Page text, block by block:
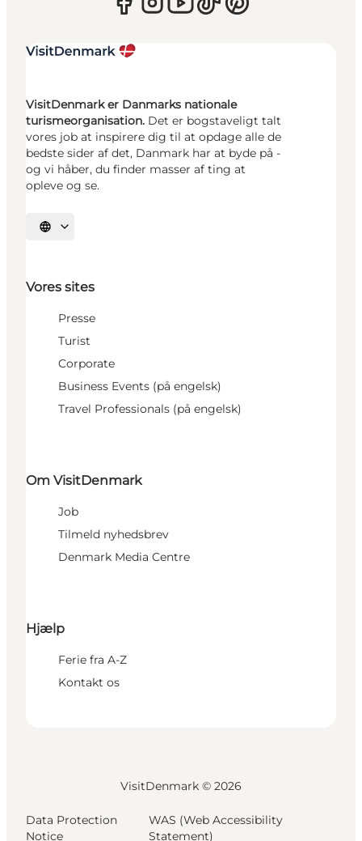
VisitDenmark er Danmarks nationale
turismeorganisation. Det er bogstaveligt talt
vores job at inspirere dig til at opdage alle de
bedste sider af det, Danmark har at byde på -
og vi håber, du finder masser af ting at
opleve og se.
Vælg sprog
Vores sites
Presse
Turist
Corporate
Business Events (på engelsk)
Travel Professionals (på engelsk)
Om VisitDenmark
Job
Tilmeld nyhedsbrev
Denmark Media Centre
Hjælp
Ferie fra A-Z
Kontakt os
VisitDenmark © 2026
Data Protection
Notice
WAS (Web Accessibility
Statement)